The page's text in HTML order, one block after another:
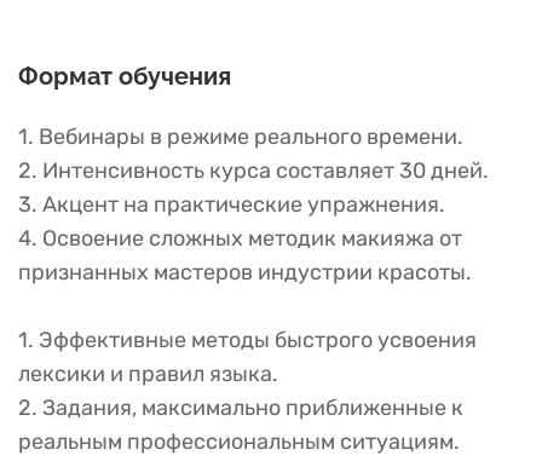
Формат обучения
1. Вебинары в режиме реального времени.
2. Интенсивность курса составляет 30 дней.
3. Акцент на практические упражнения.
4. Освоение сложных методик макияжа от
признанных мастеров индустрии красоты.
1. Эффективные методы быстрого усвоения
лексики и правил языка.
2. Задания, максимально приближенные к
реальным профессиональным ситуациям.